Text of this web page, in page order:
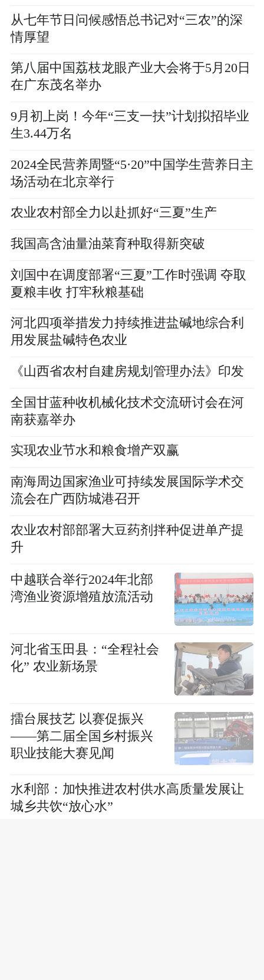
从七年节日问候感悟总书记对“三农”的深
情厚望
第八届中国荔枝龙眼产业大会将于5月20日
在广东茂名举办
9月初上岗！今年“三支一扶”计划拟招毕业
生3.44万名
2024全民营养周暨“5·20”中国学生营养日主
场活动在北京举行
农业农村部全力以赴抓好“三夏”生产
我国高含油量油菜育种取得新突破
刘国中在调度部署“三夏”工作时强调 夺取
夏粮丰收 打牢秋粮基础
河北四项举措发力持续推进盐碱地综合利
用发展盐碱特色农业
《山西省农村自建房规划管理办法》印发
全国甘蓝种收机械化技术交流研讨会在河
南获嘉举办
实现农业节水和粮食增产双赢
南海周边国家渔业可持续发展国际学术交
流会在广西防城港召开
农业农村部部署大豆药剂拌种促进单产提
升
中越联合举行2024年北部
湾渔业资源增殖放流活动
河北省玉田县：“全程社会
化” 农业新场景
擂台展技艺 以赛促振兴
——第二届全国乡村振兴
职业技能大赛见闻
水利部：加快推进农村供水高质量发展让
城乡共饮“放心水”